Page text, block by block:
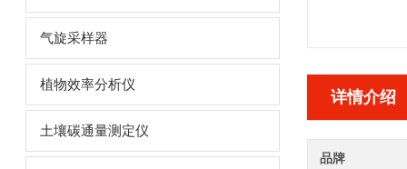
气旋采样器
植物效率分析仪
土壤碳通量测定仪
详情介绍
品牌